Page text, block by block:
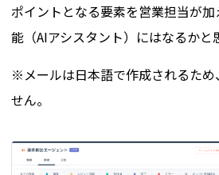
ポイントとなる要素を営業担当が
能（AIアシスタント）にはなるかと
※メールは日本語で作成されるため
せん。